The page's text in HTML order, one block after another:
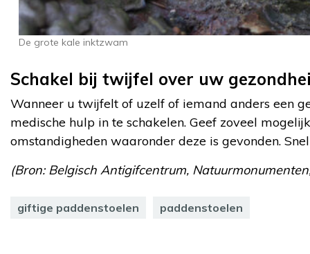
De grote kale inktzwam
Schakel bij twijfel over uw
Wanneer u twijfelt of uzelf of iemand anders een
medische hulp in te schakelen. Geef zoveel
omstandigheden waaronder deze is gevonden.
(Bron: Belgisch Antigifcentrum,
giftige paddenstoelen paddenstoelen